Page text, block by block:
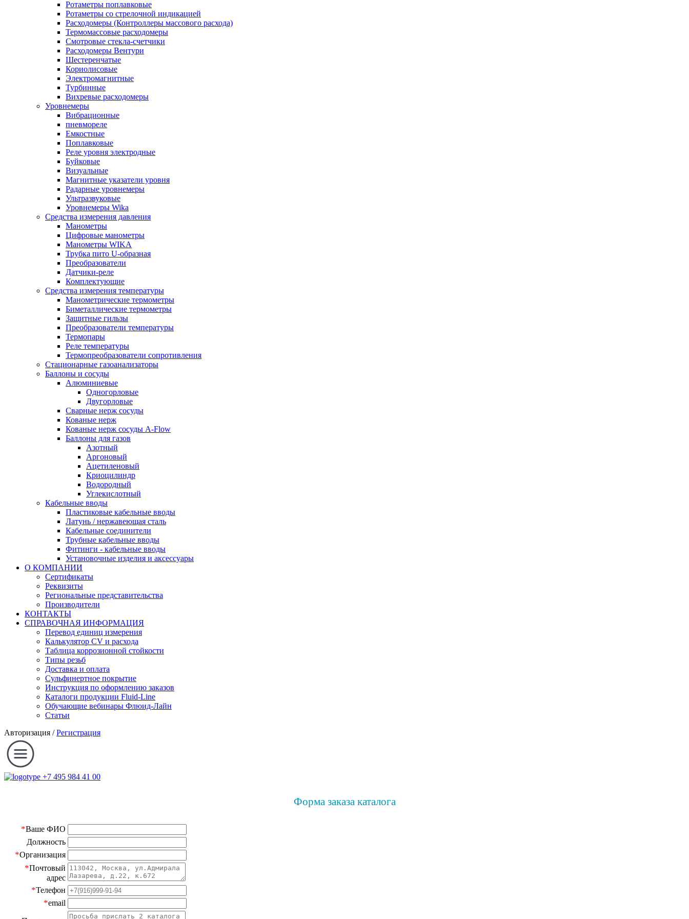
Ротаметры поплавковые
Ротаметры со стрелочной индикацией
Расходомеры (Контроллеры массового расхода)
Термомассовые расходомеры
Смотровые стекла-счетчики
Расходомеры Вентури
Шестеренчатые
Кориолисовые
Электромагнитные
Турбинные
Вихревые расходомеры
Уровнемеры
Вибрационные
пневмореле
Емкостные
Поплавковые
Реле уровня электродные
Буйковые
Визуальные
Магнитные указатели уровня
Радарные уровнемеры
Ультразвуковые
Уровнемеры Wika
Средства измерения давления
Манометры
Цифровые манометры
Манометры WIKA
Трубка пито U-образная
Преобразователи
Датчики-реле
Комплектующие
Средства измерения температуры
Манометрические термометры
Биметаллические термометры
Защитные гильзы
Преобразователи температуры
Термопары
Реле температуры
Термопреобразователи сопротивления
Стационарные газоанализаторы
Баллоны и сосуды
Алюминиевые
Одногорловые
Двугорловые
Сварные нерж сосуды
Кованые нерж
Кованые нерж сосуды A-Flow
Баллоны для газов
Азотный
Аргоновый
Ацетиленовый
Криоцилиндр
Водородный
Углекислотный
Кабельные вводы
Пластиковые кабельные вводы
Латунь / нержавеющая сталь
Кабельные соединители
Трубные кабельные вводы
Фитинги - кабельные вводы
Установочные изделия и аксессуары
О КОМПАНИИ
Сертификаты
Реквизиты
Региональные представительства
Производители
КОНТАКТЫ
СПРАВОЧНАЯ ИНФОРМАЦИЯ
Перевод единиц измерения
Калькулятор CV и расхода
Таблица коррозионной стойкости
Типы резьб
Доставка и оплата
Сульфинертное покрытие
Инструкция по оформлению заказов
Каталоги продукции Fluid-Line
Обучающие вебинары Флюид-Лайн
Статьи
Авторизация /Регистрация
+7 495 984 41 00
Форма заказа каталога
*Ваше ФИО
Должность
*Организация
*Почтовый
адрес
*Телефон
*email